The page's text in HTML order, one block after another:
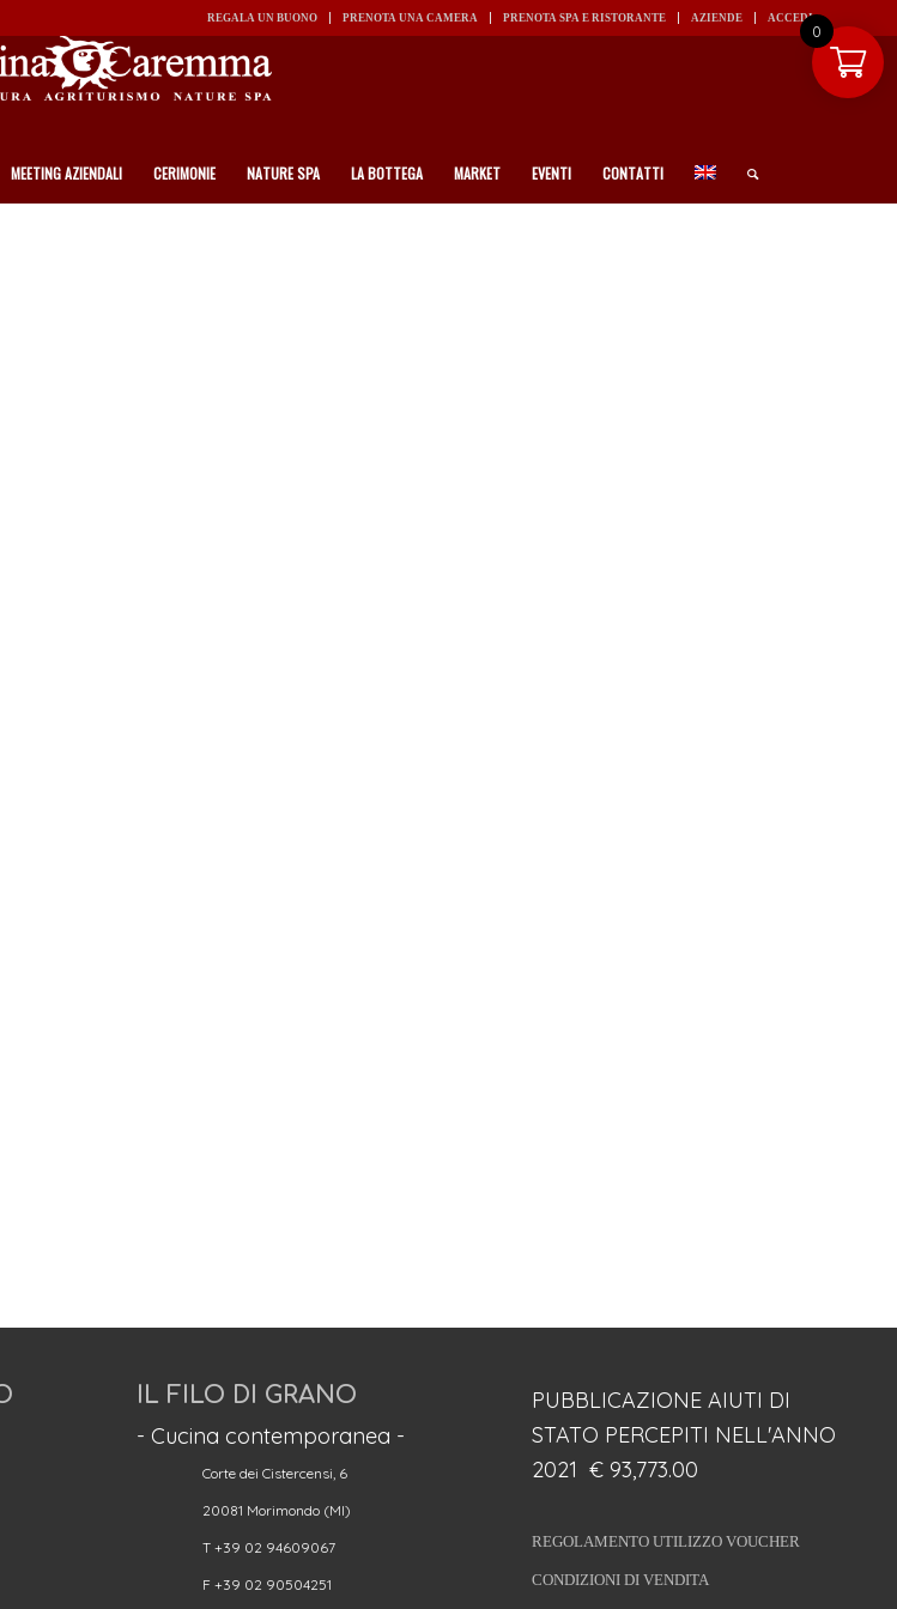
0
REGALA UN BUONO PRENOTA UNA CAMERA PRENOTA SPA E RISTORANTE AZIENDE ACCEDI
MEETING AZIENDALI CERIMONIE NATURE SPA LA BOTTEGA MARKET EVENTI CONTATTI
IL FILO DI GRANO
- Cucina contemporanea -
Corte dei Cistercensi, 6
20081 Morimondo (MI)
T +39 02 94609067
F +39 02 90504251
PUBBLICAZIONE AIUTI DI
STATO PERCEPITI NELL'ANNO
2021 € 93,773.00
REGOLAMENTO UTILIZZO VOUCHER
CONDIZIONI DI VENDITA